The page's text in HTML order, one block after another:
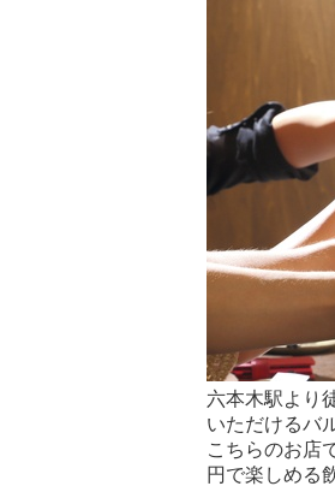
六本木駅より
いただけるバ
こちらのお店
円で楽しめる